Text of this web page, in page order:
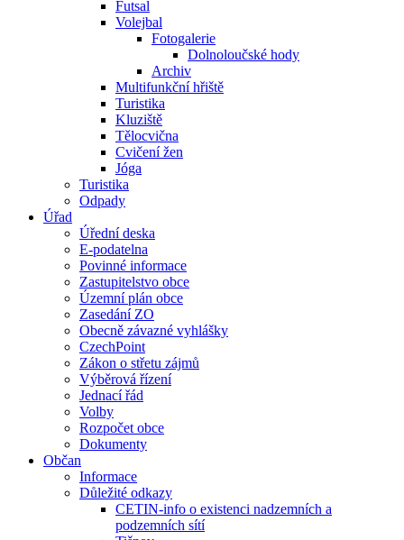
Futsal
Volejbal
Fotogalerie
Dolnoloučské hody
Archiv
Multifunkční hřiště
Turistika
Kluziště
Tělocvična
Cvičení žen
Jóga
Turistika
Odpady
Úřad
Úřední deska
E-podatelna
Povinné informace
Zastupitelstvo obce
Územní plán obce
Zasedání ZO
Obecně závazné vyhlášky
CzechPoint
Zákon o střetu zájmů
Výběrová řízení
Jednací řád
Volby
Rozpočet obce
Dokumenty
Občan
Informace
Důležité odkazy
CETIN-info o existenci nadzemních a
podzemních sítí